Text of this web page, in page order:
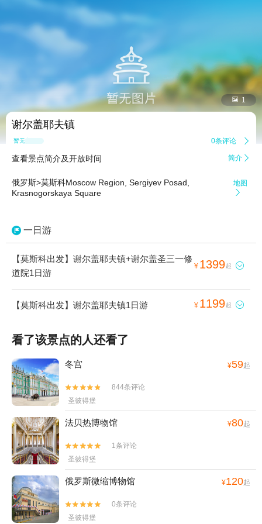
 1
谢尔盖耶夫镇
暂无点评 0条评论 
查看景点简介及开放时间 简介 
俄罗斯>莫斯科Moscow Region, Sergiyev Posad,
Krasnogorskaya Square
地图

一日游
【莫斯科出发】谢尔盖耶夫镇+谢尔盖圣三一修
道院1日游
¥ 1399起 
【莫斯科出发】谢尔盖耶夫镇1日游 ¥ 1199起 
看了该景点的人还看了
冬宫 ¥59起


844条评论
圣彼得堡
法贝热博物馆 ¥80起


1条评论
圣彼得堡
俄罗斯微缩博物馆 ¥120起


0条评论
圣彼得堡